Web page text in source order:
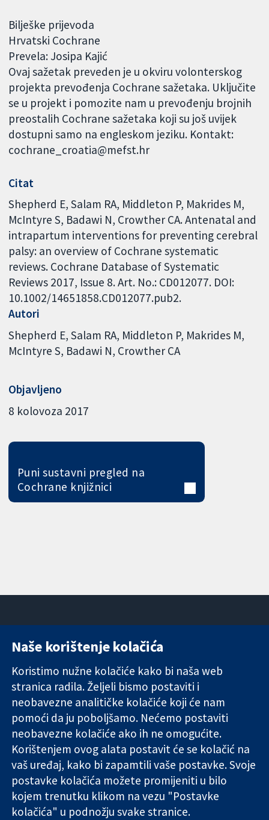
Bilješke prijevoda
Hrvatski Cochrane
Prevela: Josipa Kajić
Ovaj sažetak preveden je u okviru volonterskog
projekta prevođenja Cochrane sažetaka. Uključite
se u projekt i pomozite nam u prevođenju brojnih
preostalih Cochrane sažetaka koji su još uvijek
dostupni samo na engleskom jeziku. Kontakt:
cochrane_croatia@mefst.hr
Citat
Shepherd E, Salam RA, Middleton P, Makrides M,
McIntyre S, Badawi N, Crowther CA. Antenatal and
intrapartum interventions for preventing cerebral
palsy: an overview of Cochrane systematic
reviews. Cochrane Database of Systematic
Reviews 2017, Issue 8. Art. No.: CD012077. DOI:
10.1002/14651858.CD012077.pub2.
Autori
Shepherd E Salam RA Middleton P Makrides M
McIntyre S Badawi N Crowther CA
Objavljeno
8 kolovoza 2017
Puni sustavni pregled na
Cochrane knjižnici
Pouzdani dokazi.
Utemeljeni
dokazi.
Bolje zdravlje.
11-13 Cavendish
London
W1G 0AN
Ujedinjeno
Kraljevstvo
Novosti
medije
O nama
Poslovi
Cochrane
Library
The Cochrane Collaboration is a charity (no. 1045921) and a
company limited by guarantee (no. 03044323) registered in
Naše korištenje kolačića
Koristimo nužne kolačiće kako bi naša web
stranica radila. Željeli bismo postaviti i
neobavezne analitičke kolačiće koji će nam
pomoći da ju poboljšamo. Nećemo postaviti
neobavezne kolačiće ako ih ne omogućite.
Korištenjem ovog alata postavit će se kolačić na
vaš uređaj, kako bi zapamtili vaše postavke. Svoje
postavke kolačića možete promijeniti u bilo
kojem trenutku klikom na vezu "Postavke
kolačića" u podnožju svake stranice.